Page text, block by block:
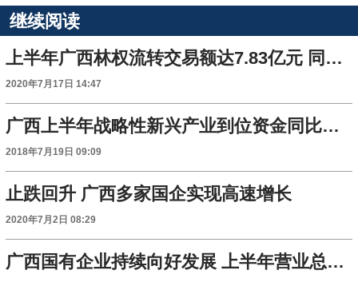
继续阅读
上半年广西林权流转交易额达7.83亿元 同比增长19%
2020年7月17日 14:47
广西上半年战略性新兴产业到位资金同比增长七成
2018年7月19日 09:09
止跌回升 广西多家国企实现高速增长
2020年7月2日 08:29
广西国有企业持续向好发展 上半年营业总收入3645.69亿元